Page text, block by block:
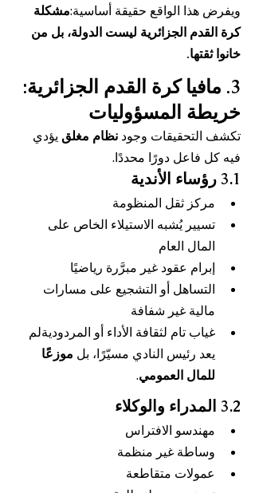
ويفرض هذا الواقع حقيقة أساسية:مشكلة
كرة القدم الجزائرية ليست الدولة، بل من
خانوا ثقتها.
3. مافيا كرة القدم الجزائرية:
خريطة المسؤوليات
تكشف التحقيقات وجود نظام مغلق يؤدي
فيه كل فاعل دورًا محددًا.
3.1 رؤساء الأندية
مركز ثقل المنظومة
تسيير يُشبه الاستيلاء الخاص على
المال العام
إبرام عقود غير مبرَّرة رياضيًا
التساهل أو التشجيع على مسارات
مالية غير شفافة
غياب تام لثقافة الأداء أو المردوديةلم
يعد رئيس النادي مسيّرًا، بل موزعًا
للمال العمومي.
3.2 المدراء والوكلاء
مهندسو الافتراس
وساطة غير منظمة
عمولات متقاطعة